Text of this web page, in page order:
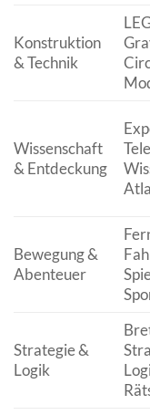
Konstruktion
& Technik
Wissenschaft
& Entdeckung
Bewegung &
Abenteuer
Strategie &
Logik